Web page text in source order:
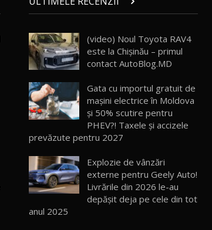
ZEEKR 9X în Moldova: Am condus gigantul
chinez care face lumea să se întoarcă
după el / AutoBlog.MD
17:27
Noua Mazda CX-5 / Test Drive
AutoBlog.MD
14:37
Cum merge? Škoda Octavia 4×4 DSG
facelift // AutoBlogMD
Lotus Eletre R / Test Drive AutoBlog.MD
20:06
(video) Noul Toyota RAV4
este la Chișinău – primul
contact AutoBlog.MD
Gata cu importul gratuit de
mașini electrice în Moldova
și 50% scutire pentru
PHEV?! Taxele și accizele
prevăzute pentru 2027
Explozie de vânzări
externe pentru Geely Auto!
Livrările din 2026 le-au
depășit deja pe cele din tot
anul 2025